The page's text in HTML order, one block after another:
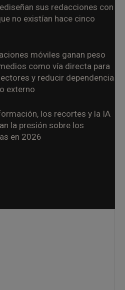
sus redacciones con
no existían hace cinco
móviles ganan peso
como vía directa para
y reducir dependencia
externo
los recortes y la IA
la presión sobre los
en 2026